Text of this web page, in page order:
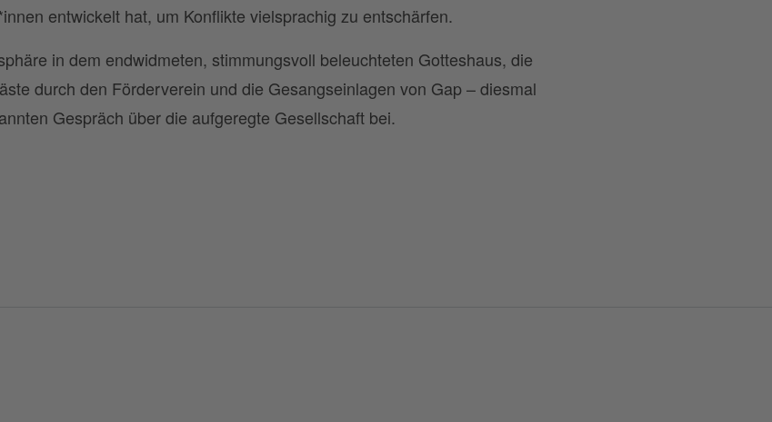
entwickelt hat, um Konflikte vielsprachig zu entschärfen.
in dem endwidmeten, stimmungsvoll beleuchteten Gotteshaus, die
durch den Förderverein und die Gesangseinlagen von Gap – diesmal
Gespräch über die aufgeregte Gesellschaft bei.